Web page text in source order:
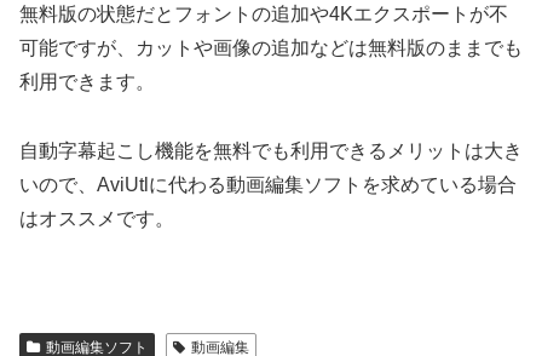
無料版の状態だとフォントの追加や4Kエクスポートが不
可能ですが、カットや画像の追加などは無料版のままでも
利用できます。
自動字幕起こし機能を無料でも利用できるメリットは大き
いので、AviUtlに代わる動画編集ソフトを求めている場合
はオススメです。
動画編集ソフト 動画編集